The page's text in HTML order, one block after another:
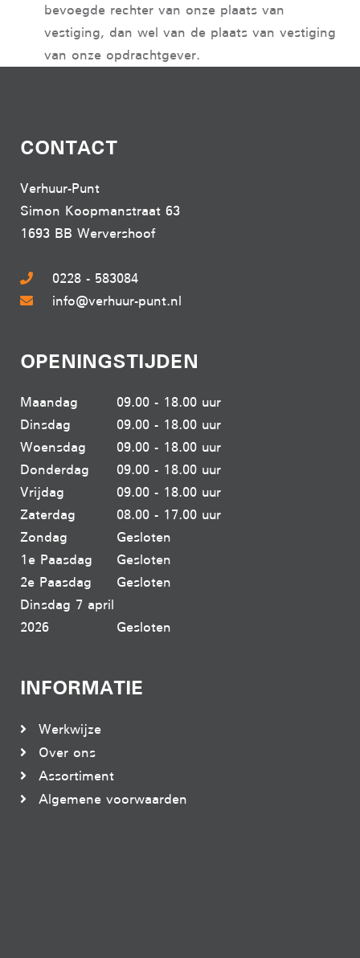
bevoegde rechter van onze plaats van
vestiging, dan wel van de plaats van vestiging
van onze opdrachtgever.
CONTACT
Verhuur-Punt
Simon Koopmanstraat 63
1693 BB Wervershoof
0228 - 583084
info@verhuur-punt.nl
OPENINGSTIJDEN
Maandag
09.00 - 18.00 uur
Dinsdag
09.00 - 18.00 uur
Woensdag
09.00 - 18.00 uur
Donderdag
09.00 - 18.00 uur
Vrijdag
09.00 - 18.00 uur
Zaterdag
08.00 - 17.00 uur
Zondag
Gesloten
1e Paasdag
Gesloten
2e Paasdag
Gesloten
Dinsdag 7 april
2026
Gesloten
INFORMATIE
Werkwijze
Over ons
Assortiment
Algemene voorwaarden